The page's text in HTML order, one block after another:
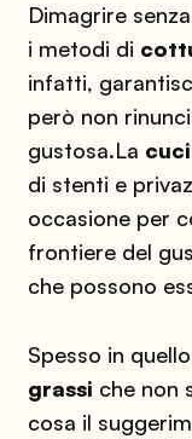
Dimagrire
i metodi di
infatti,
però non
gustosa.La
di stenti e
occasione per
frontiere del
che possono
Spesso in
grassi che non
cosa il